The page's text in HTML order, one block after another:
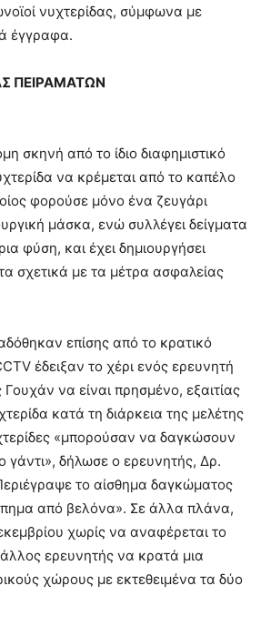
νυχτερίδας, σύμφωνα με
έγγραφα.
ΠΕΙΡΑΜΑΤΩΝ
σκηνή από το ίδιο διαφημιστικό
να κρέμεται από το καπέλο
φορούσε μόνο ένα ζευγάρι
μάσκα, ενώ συλλέγει δείγματα
​​φύση, και έχει δημιουργήσει
σχετικά με τα μέτρα ασφαλείας
επίσης από το κρατικό
έδειξαν το χέρι ενός ερευνητή
να είναι πρησμένο, εξαιτίας
κατά τη διάρκεια της μελέτης
«μπορούσαν να δαγκώσουν
γάντι», δήλωσε ο ερευνητής, Δρ.
το αίσθημα δαγκώματος
από βελόνα». Σε άλλα πλάνα,
χωρίς να αναφέρεται το
ερευνητής να κρατά μια
χώρους με εκτεθειμένα τα δύο